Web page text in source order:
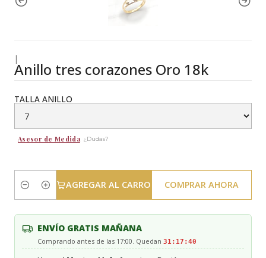
|
Anillo tres corazones Oro 18k
TALLA ANILLO
Asesor de Medida ¿Dudas?
Cantidad
AGREGAR AL CARRO COMPRAR AHORA
ENVÍO GRATIS MAÑANA
Comprando antes de las 17:00. Quedan 31:17:39